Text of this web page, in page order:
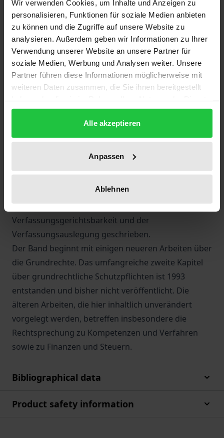
Wir verwenden Cookies, um Inhalte und Anzeigen zu
personalisieren, Funktionen für soziale Medien anbieten
zu können und die Zugriffe auf unsere Website zu
analysieren. Außerdem geben wir Informationen zu Ihrer
Verwendung unserer Website an unsere Partner für
soziale Medien, Werbung und Analysen weiter. Unsere
Partner führen diese Informationen möglicherweise mit
weiteren Daten zusammen, die Sie ihnen bereitgestellt
gesammelt haben.
Alle akzeptieren
Anpassen
Ablehnen
Einrichtung der Verfassungsgerichtsbarkeit und
ihrer weiten Zuständigkeiten. Insbesondere die
Auslegung der Grundrechte durch das
Bundesverfassungsgericht wirkt entscheidend auf
die Gesetzgebung und auf die gesellschaftlichen
Verhältnisse ein.
Die Kapitel dieses Buches enthalten zum größten
Teil Auseinandersetzungen mit der Rechtsprechung
des Bundesverfassungsgerichts. Es handelt sich um
zusammenfassende Würdigungen der
Besprechungsaufsätze und kürzere
Urteilsanmerkungen, die im Laufe der Zeit
entstanden und verstreut veröffentlicht sind. Sie
sind aus einer einheitlichen Sicht der
Verfassungsgerichtsbarkeit und der
Verfassungsauslegung geschrieben.
Der Band beginnt mit einigen neueren Arbeiten über
die Grundrechte. Das umfangreiche zweite Kapitel
über grundrechtliche Schutzpflichten ist 1993
entstanden und bisher nicht veröffentlicht. Die
älteren Arbeiten, die hier inhaltlich unverändert
vorgelegt werden, betreffen insbesondere die
Rechtsprechung zu Kompetenzen und Verfahren
sowie zu Finanzen und Steuern.
Bibliographical data
Product safety information